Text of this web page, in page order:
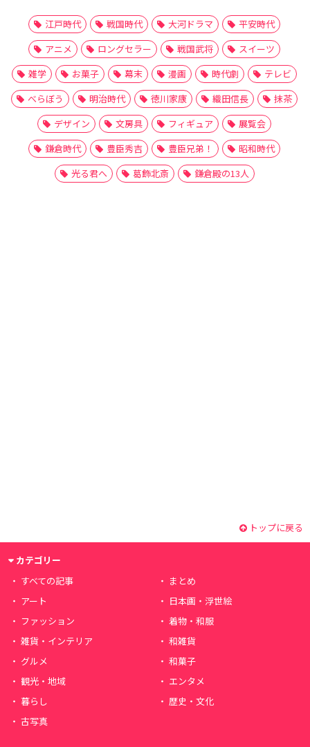
江戸時代 戦国時代 大河ドラマ
平安時代
アニメ
ロングセラー 戦国武将
スイーツ
雑学
お菓子 幕末 漫画 時代劇
テレビ
べらぼう
明治時代 徳川家康 織田信長
抹茶
デザイン
文房具 フィギュア
展覧会
鎌倉時代
豊臣秀吉 豊臣兄弟！
昭和時代
光る君へ
葛飾北斎 鎌倉殿の13人
トップに戻る
カテゴリー
すべての記事
まとめ
アート
日本画・浮世絵
ファッション
着物・和服
雑貨・インテリア
和雑貨
グルメ
和菓子
観光・地域
エンタメ
暮らし
歴史・文化
古写真